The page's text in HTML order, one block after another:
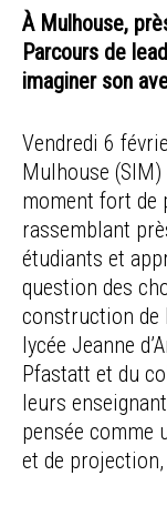
À Mulhouse,
Parcours de
imaginer son
Vendredi 6
Mulhouse (SIM)
moment fort de
rassemblant
étudiants et
question des
construction de
lycée Jeanne
Pfastatt et du
leurs
pensée comme
et de